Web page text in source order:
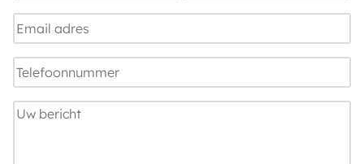
E-
mailadres
Telefoonnummer
Uw